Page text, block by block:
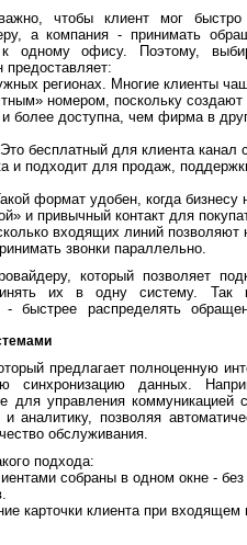
чтобы клиент мог быстро
а компания - принимать
к одному офису. Поэтому,
предоставляет:
регионах. Многие клиенты
номером, поскольку
более доступна, чем фирма в
бесплатный для клиента канал
и подходит для продаж,
формат удобен, когда бизнесу
и привычный контакт для
входящих линий позволяют
звонки параллельно.
который позволяет
их в одну систему. Так
- быстрее распределять
предлагает полноценную
синхронизацию данных.
для управления коммуникацией
аналитику, позволяя
обслуживания.
подхода:
собраны в одном окне -
карточки клиента при входящем